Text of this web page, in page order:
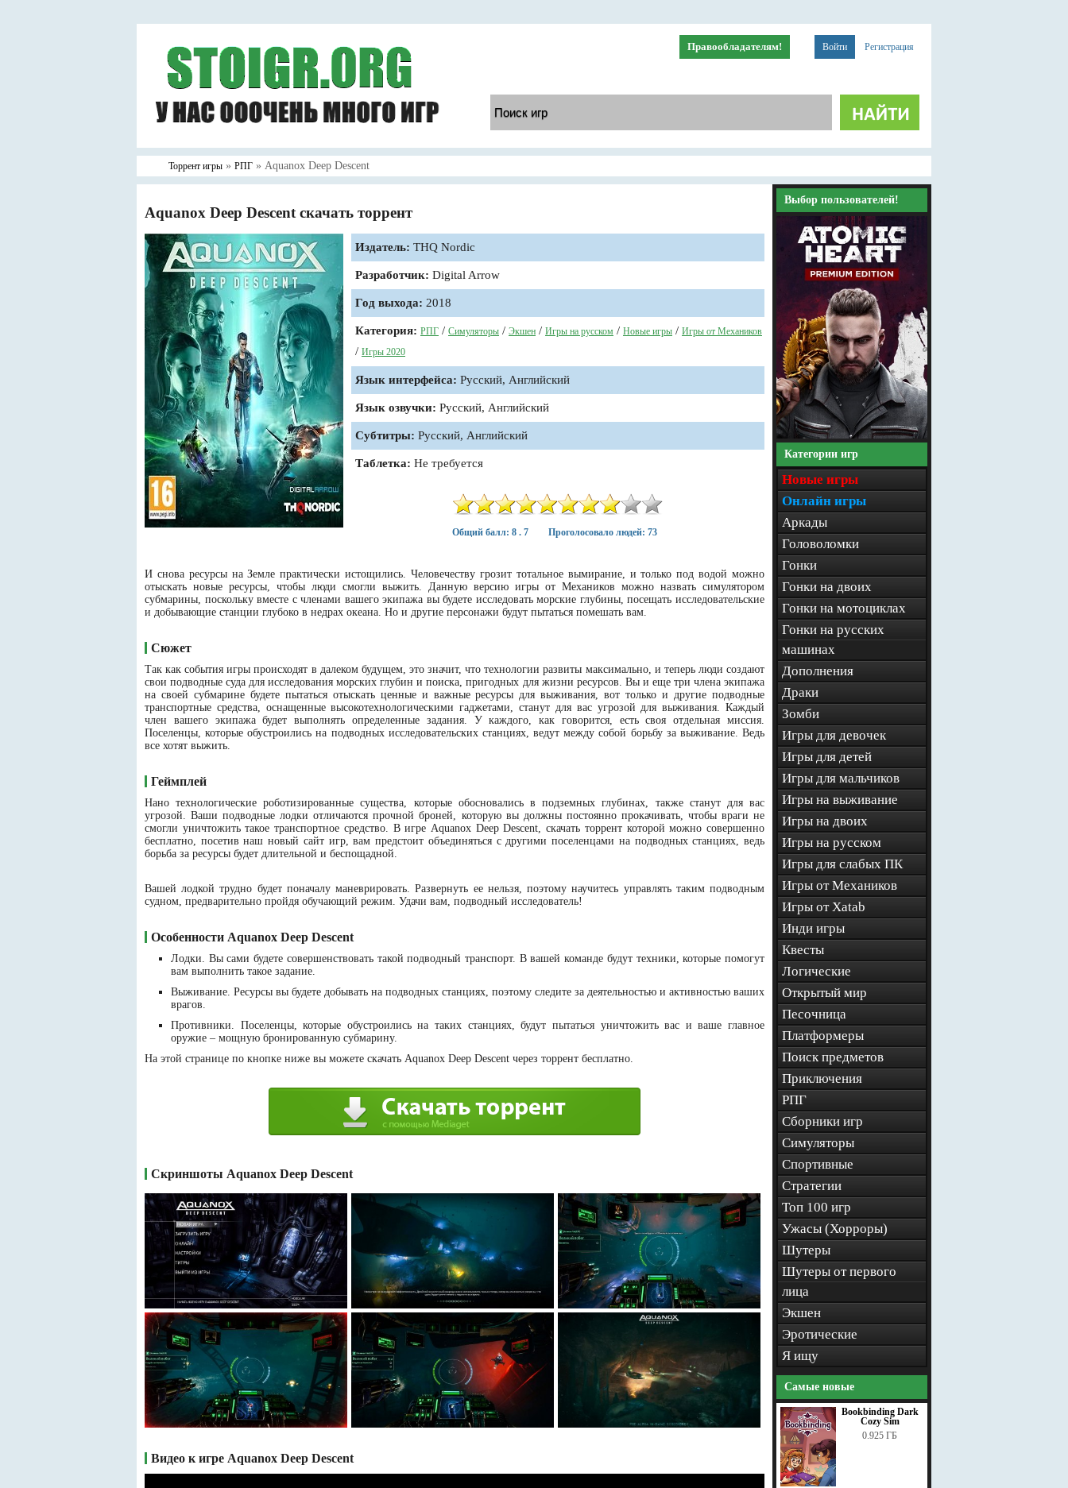
Войти Регистрация
Правообладателям!
Торрент игры » РПГ » Aquanox Deep Descent
Aquanox Deep Descent скачать торрент
Издатель: THQ Nordic
Разработчик: Digital Arrow
Год выхода: 2018
Категория: РПГ / Симуляторы / Экшен / Игры на русском / Новые игры / Игры от Механиков
/ Игры 2020
Язык интерфейса: Русский, Английский
Язык озвучки: Русский, Английский
Субтитры: Русский, Английский
Таблетка: Не требуется
Общий балл: 8 . 7 Проголосовало людей: 73
И снова ресурсы на Земле практически истощились. Человечеству грозит тотальное вымирание, и только под водой можно
отыскать новые ресурсы, чтобы люди смогли выжить. Данную версию игры от Механиков можно назвать симулятором
субмарины, поскольку вместе с членами вашего экипажа вы будете исследовать морские глубины, посещать исследовательские
и добывающие станции глубоко в недрах океана. Но и другие персонажи будут пытаться помешать вам.
Сюжет
Так как события игры происходят в далеком будущем, это значит, что технологии развиты максимально, и теперь люди создают
свои подводные суда для исследования морских глубин и поиска, пригодных для жизни ресурсов. Вы и еще три члена экипажа
на своей субмарине будете пытаться отыскать ценные и важные ресурсы для выживания, вот только и другие подводные
транспортные средства, оснащенные высокотехнологическими гаджетами, станут для вас угрозой для выживания. Каждый
член вашего экипажа будет выполнять определенные задания. У каждого, как говорится, есть своя отдельная миссия.
Поселенцы, которые обустроились на подводных исследовательских станциях, ведут между собой борьбу за выживание. Ведь
все хотят выжить.
Геймплей
Нано технологические роботизированные существа, которые обосновались в подземных глубинах, также станут для вас
угрозой. Ваши подводные лодки отличаются прочной броней, которую вы должны постоянно прокачивать, чтобы враги не
смогли уничтожить такое транспортное средство. В игре Aquanox Deep Descent, скачать торрент которой можно совершенно
бесплатно, посетив наш новый сайт игр, вам предстоит объединяться с другими поселенцами на подводных станциях, ведь
борьба за ресурсы будет длительной и беспощадной.
Вашей лодкой трудно будет поначалу маневрировать. Развернуть ее нельзя, поэтому научитесь управлять таким подводным
судном, предварительно пройдя обучающий режим. Удачи вам, подводный исследователь!
Особенности Aquanox Deep Descent
Лодки. Вы сами будете совершенствовать такой подводный транспорт. В вашей команде будут техники, которые помогут
вам выполнить такое задание.
Выживание. Ресурсы вы будете добывать на подводных станциях, поэтому следите за деятельностью и активностью ваших
врагов.
Противники. Поселенцы, которые обустроились на таких станциях, будут пытаться уничтожить вас и ваше главное
оружие – мощную бронированную субмарину.
На этой странице по кнопке ниже вы можете скачать Aquanox Deep Descent через торрент бесплатно.
Скриншоты Aquanox Deep Descent
Видео к игре Aquanox Deep Descent
Выбор пользователей!
Категории игр
Новые игры
Онлайн игры
Аркады
Головоломки
Гонки
Гонки на двоих
Гонки на мотоциклах
Гонки на русских
машинах
Дополнения
Драки
Зомби
Игры для девочек
Игры для детей
Игры для мальчиков
Игры на выживание
Игры на двоих
Игры на русском
Игры для слабых ПК
Игры от Механиков
Игры от Xatab
Инди игры
Квесты
Логические
Открытый мир
Песочница
Платформеры
Поиск предметов
Приключения
РПГ
Сборники игр
Симуляторы
Спортивные
Стратегии
Топ 100 игр
Ужасы (Хорроры)
Шутеры
Шутеры от первого
лица
Экшен
Эротические
Я ищу
Самые новые
Bookbinding Dark
Cozy Sim
0.925 ГБ